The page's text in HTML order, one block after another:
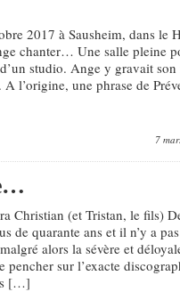
2017 à Sausheim, dans le
chanter… Une salle pleine
studio. Ange y gravait
l’origine, une phrase de
7
Christian (et Tristan, le fils)
de quarante ans et il n’y a
alors la sévère et
pencher sur l’exacte
[…]